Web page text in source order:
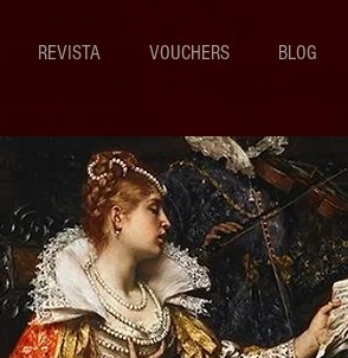
REVISTA VOUCHERS BLOG